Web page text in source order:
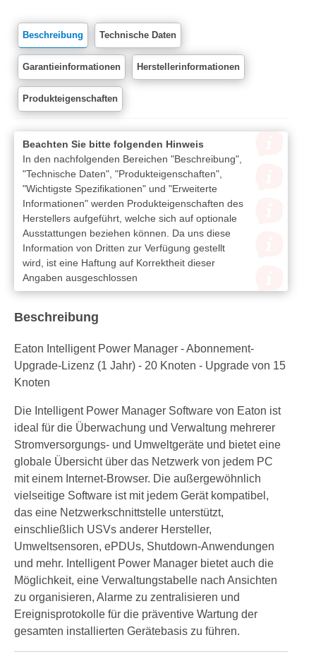
Beschreibung Technische Daten
Garantieinformationen Herstellerinformationen
Produkteigenschaften
Beachten Sie bitte folgenden Hinweis
In den nachfolgenden Bereichen "Beschreibung",
"Technische Daten", "Produkteigenschaften",
"Wichtigste Spezifikationen" und "Erweiterte
Informationen" werden Produkteigenschaften des
Herstellers aufgeführt, welche sich auf optionale
Ausstattungen beziehen können. Da uns diese
Information von Dritten zur Verfügung gestellt
wird, ist eine Haftung auf Korrektheit dieser
Angaben ausgeschlossen
Beschreibung
Eaton Intelligent Power Manager - Abonnement-
Upgrade-Lizenz (1 Jahr) - 20 Knoten - Upgrade von 15
Knoten
Die Intelligent Power Manager Software von Eaton ist
ideal für die Überwachung und Verwaltung mehrerer
Stromversorgungs- und Umweltgeräte und bietet eine
globale Übersicht über das Netzwerk von jedem PC
mit einem Internet-Browser. Die außergewöhnlich
vielseitige Software ist mit jedem Gerät kompatibel,
das eine Netzwerkschnittstelle unterstützt,
einschließlich USVs anderer Hersteller,
Umweltsensoren, ePDUs, Shutdown-Anwendungen
und mehr. Intelligent Power Manager bietet auch die
Möglichkeit, eine Verwaltungstabelle nach Ansichten
zu organisieren, Alarme zu zentralisieren und
Ereignisprotokolle für die präventive Wartung der
gesamten installierten Gerätebasis zu führen.